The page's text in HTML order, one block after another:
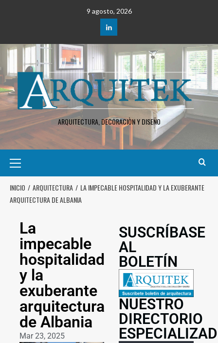
9 agosto, 2026
ARQUITECTURA, DECORACIÒN Y DISEÑO
INICIO ARQUITECTURA
LA IMPECABLE HOSPITALIDAD Y LA EXUBERANTE
ARQUITECTURA DE ALBANIA
La
impecable
hospitalidad
y la
exuberante
arquitectura
de Albania
Mar 23, 2025
SUSCRÍBASE
AL
BOLETÍN
NUESTRO
DIRECTORIO